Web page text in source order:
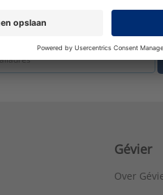
Elektrolytisch
buisdiameter: 75 - 80 mm
Nee
omtrent productnieuws,
Gévier
Over